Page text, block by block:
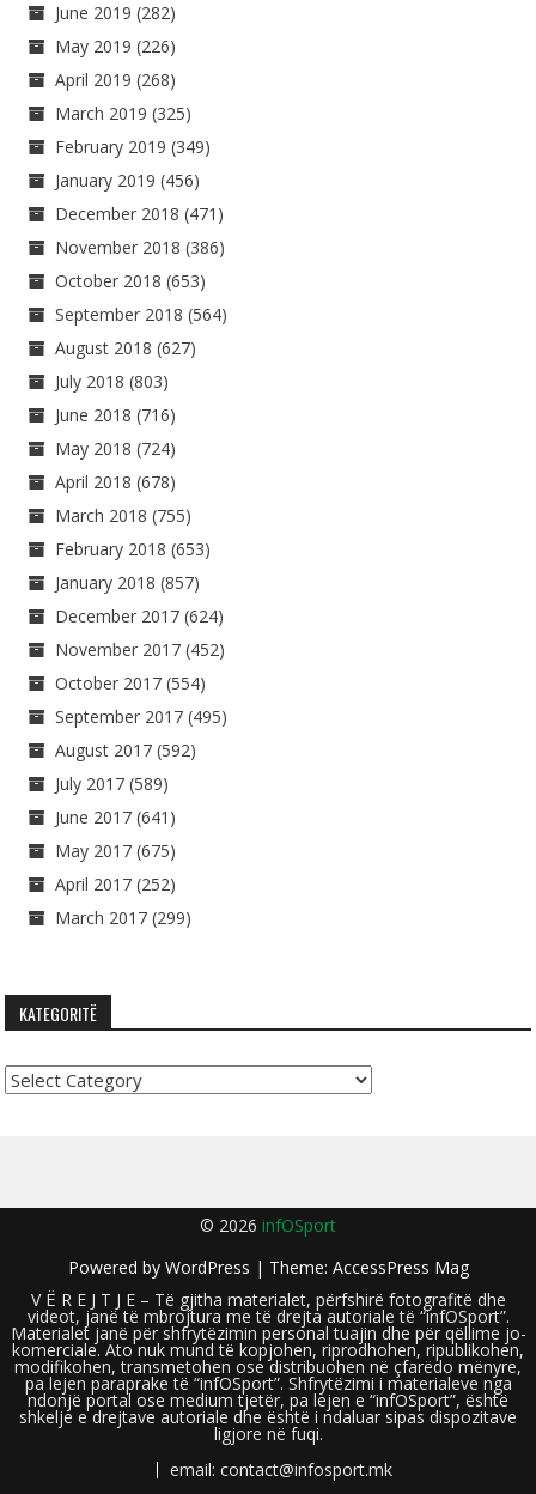
June 2019 (282)
May 2019 (226)
April 2019 (268)
March 2019 (325)
February 2019 (349)
January 2019 (456)
December 2018 (471)
November 2018 (386)
October 2018 (653)
September 2018 (564)
August 2018 (627)
July 2018 (803)
June 2018 (716)
May 2018 (724)
April 2018 (678)
March 2018 (755)
February 2018 (653)
January 2018 (857)
December 2017 (624)
November 2017 (452)
October 2017 (554)
September 2017 (495)
August 2017 (592)
July 2017 (589)
June 2017 (641)
May 2017 (675)
April 2017 (252)
March 2017 (299)
KATEGORITË
Kategoritë
© 2026 infOSport
Powered by WordPress | Theme: AccessPress Mag
V Ë R E J T J E – Të gjitha materialet, përfshirë fotografitë dhe
videot, janë të mbrojtura me të drejta autoriale të “infOSport”.
Materialet janë për shfrytëzimin personal tuajin dhe për qëllime jo-
komerciale. Ato nuk mund të kopjohen, riprodhohen, ripublikohen,
modifikohen, transmetohen ose distribuohen në çfarëdo mënyre,
pa lejen paraprake të “infOSport”. Shfrytëzimi i materialeve nga
ndonjë portal ose medium tjetër, pa lejen e “infOSport”, është
shkelje e drejtave autoriale dhe është i ndaluar sipas dispozitave
ligjore në fuqi.
email: contact@infosport.mk